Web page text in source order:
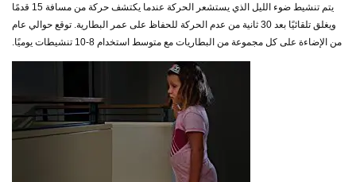
يتم تنشيط ضوء الليل الذي يستشعر الحركة عندما يكتشف حركة من مسافة 15 قدمًا
ويغلق تلقائيًا بعد 30 ثانية من عدم الحركة للحفاظ على عمر البطارية. توقع حوالي عام
من الإضاءة على كل مجموعة من البطاريات مع متوسط استخدام 8-10 تنشيطات يوميًا.